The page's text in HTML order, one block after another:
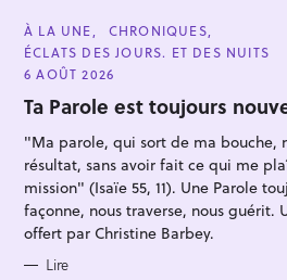
C
A
T
E
O
R
E
À LA UNE
CHRONIQUES
ÉCLATS DES JOURS. ET DES NUITS
6 AOÛT 2026
Ta Parole est toujours
"Ma parole, qui sort de ma bouche,
résultat, sans avoir fait ce qui me
mission" (Isaïe 55, 11). Une Parole
façonne, nous traverse, nous guérit.
offert par Christine Barbey.
Lire